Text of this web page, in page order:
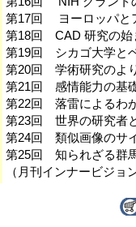
第17回 ヨーロッパと
第18回 CAD 研究の始
第19回 シカゴ大学と
第20回 学術研究のよ
第21回 感情能力の基
第22回 落雷によるわ
第23回 世界の研究者
第24回 類似画像のサ
第25回 知られざる群
（月刊インナービジョ